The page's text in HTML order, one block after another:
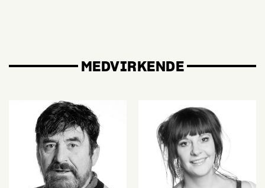
MEDVIRKENDE